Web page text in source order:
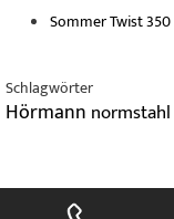
Sommer Twist 350
Schlagwörter
Hörmann normstahl